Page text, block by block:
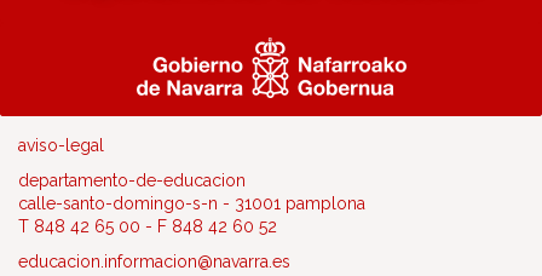
aviso-legal
departamento-de-educacion
calle-santo-domingo-s-n - 31001 pamplona
T 848 42 65 00 - F 848 42 60 52
educacion.informacion@navarra.es